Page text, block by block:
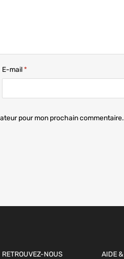
E-mail*
pour mon prochain commentaire.
RETROUVEZ-NOUS AIDE